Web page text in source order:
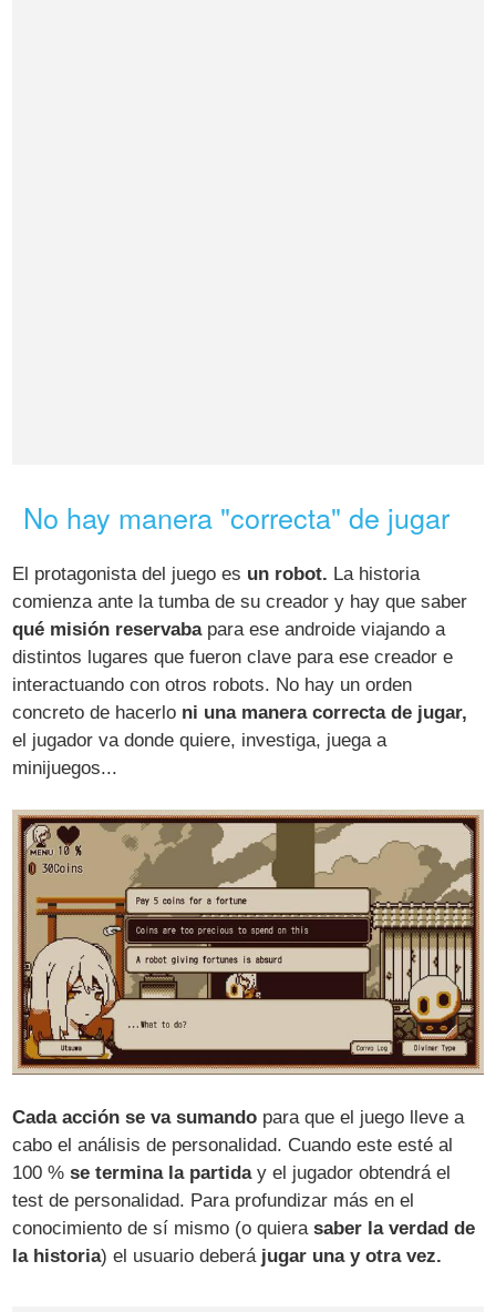
No hay manera "correcta" de jugar
El protagonista del juego es un robot. La historia
comienza ante la tumba de su creador y hay que saber
qué misión reservabapara ese androide viajando a
distintos lugares que fueron clave para ese creador e
interactuando con otros robots. No hay un orden
concreto de hacerlo ni una manera correcta de jugar,
el jugador va donde quiere, investiga, juega a
minijuegos...
Cada acción se va sumando para que el juego lleve a
cabo el análisis de personalidad. Cuando este esté al
100 %se termina la partiday el jugador obtendrá el
test de personalidad. Para profundizar más en el
conocimiento de sí mismo (o quierasaber la verdad de
la historia) el usuario deberá jugar una y otra vez.